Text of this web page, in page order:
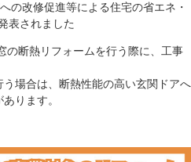
の改修促進等による住宅の省エネ・
表されました
の断熱リフォームを行う際に、工事
場合は、断熱性能の高い玄関ドアへ
ります。